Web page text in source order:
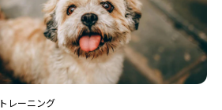
トレーニング